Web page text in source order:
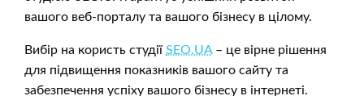
вашого веб-порталу та вашого бізнесу в цілому.
Вибір на користь студії SEO.UA– це вірне рішення
для підвищення показників вашого сайту та
забезпечення успіху вашого бізнесу в інтернеті.